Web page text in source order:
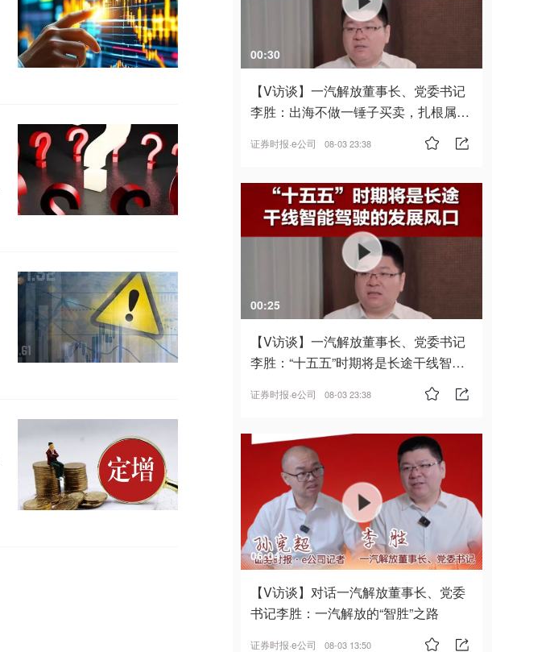
00:30
【V访谈】一汽解放董事长、党委书记
李胜：出海不做一锤子买卖，扎根属
证券时报·e公司 08-03 23:38
00:25
【V访谈】一汽解放董事长、党委书记
李胜：“十五五”时期将是长途干线智能
证券时报·e公司 08-03 23:38
06:04
【V访谈】对话一汽解放董事长、党委
书记李胜：一汽解放的“智胜”之路
证券时报·e公司 08-03 13:50